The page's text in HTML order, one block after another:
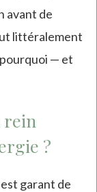
avant de
littéralement
— et
rein
?
est garant de